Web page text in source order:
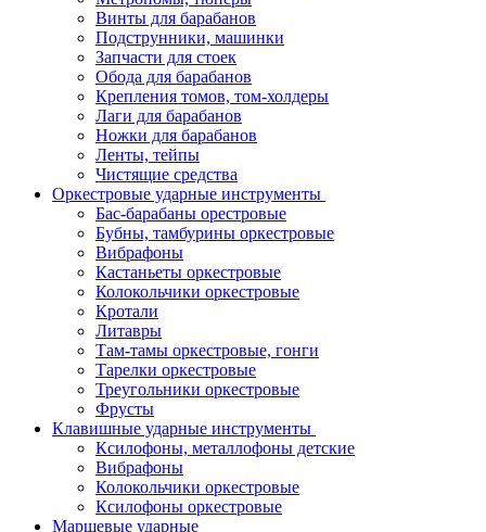
Винты для барабанов
Подструнники, машинки
Запчасти для стоек
Обода для барабанов
Крепления томов, том-холдеры
Лаги для барабанов
Ножки для барабанов
Ленты, тейпы
Чистящие средства
Оркестровые ударные инструменты
Бас-барабаны орестровые
Бубны, тамбурины оркестровые
Вибрафоны
Кастаньеты оркестровые
Колокольчики оркестровые
Кротали
Литавры
Там-тамы оркестровые, гонги
Тарелки оркестровые
Треугольники оркестровые
Фрусты
Клавишные ударные инструменты
Ксилофоны, металлофоны детские
Вибрафоны
Колокольчики оркестровые
Ксилофоны оркестровые
Маршевые ударные